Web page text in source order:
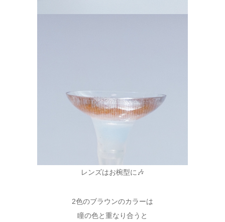
レンズはお椀型に🎶
2色のブラウンのカラーは
瞳の色と重なり合うと